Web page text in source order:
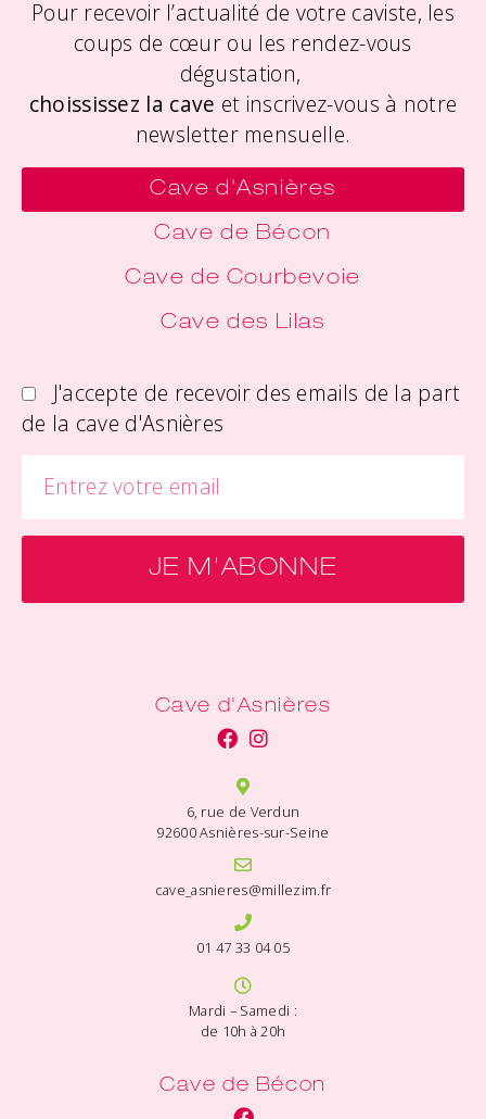
Pour recevoir l’actualité de votre caviste, les
coups de cœur ou les rendez-vous
dégustation,
choississez la cave et inscrivez-vous à notre
newsletter mensuelle.
Cave d'Asnières
Cave de Bécon
Cave de Courbevoie
Cave des Lilas
J'accepte de recevoir des emails de la part
de la cave d'Asnières
JE M'ABONNE
Cave d'Asnières
6, rue de Verdun
92600 Asnières-sur-Seine
cave_asnieres@millezim.fr
01 47 33 04 05
Mardi – Samedi :
de 10h à 20h
Cave de Bécon